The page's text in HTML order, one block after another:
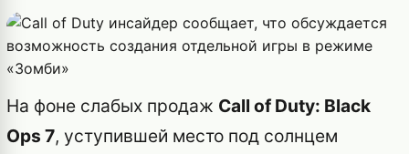
На фоне слабых продаж Call of Duty: Black
Ops 7, уступившей место под солнцем